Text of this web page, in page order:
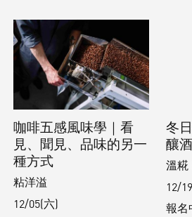
咖啡五感風味學｜看
見、聞見、品味的另一
種方式
粘洋溢
12/05(六)
冬
釀
溫糀
12/
報名